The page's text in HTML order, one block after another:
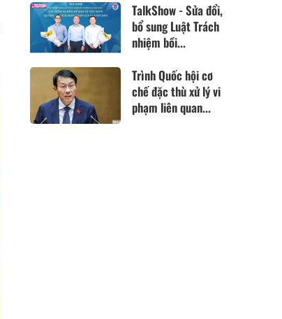
TalkShow - Sửa đổi,
bổ sung Luật Trách
nhiệm bồi...
Trình Quốc hội cơ
chế đặc thù xử lý vi
phạm liên quan...